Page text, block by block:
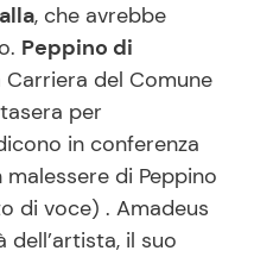
, che avrebbe
Peppino di
del Comune
per
in conferenza
di Peppino
di voce) . Amadeus
dell’artista, il suo